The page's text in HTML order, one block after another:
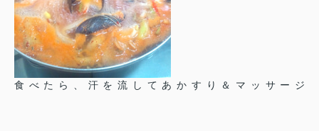
食べたら、汗を流してあかすり＆マッサージ